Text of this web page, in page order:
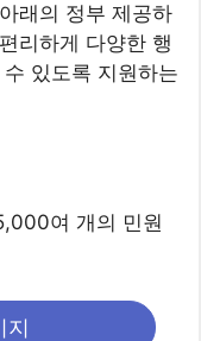
래의 정부 제공하
리하게 다양한 행
있도록 지원하는
여 개의 민원
지